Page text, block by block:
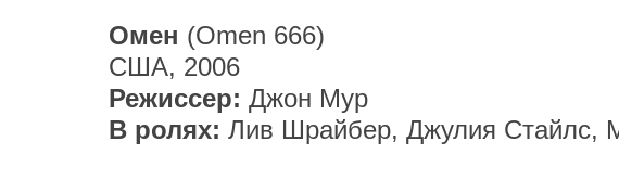
Омен (Omen 666)
США, 2006
Режиссер: Джон Мур
В ролях: Лив Шрайбер, Джулия Стайлс,